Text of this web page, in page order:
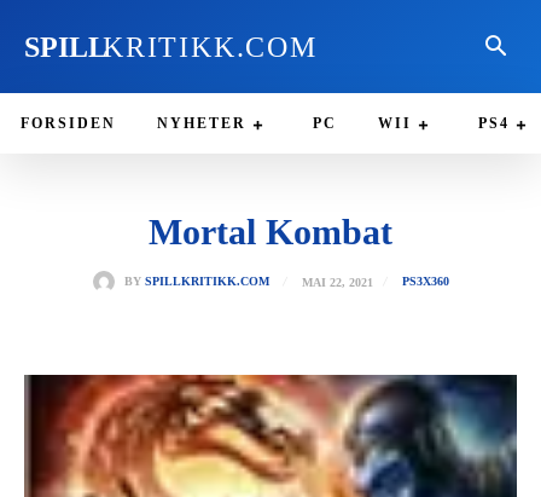
SPILLKRITIKK.COM
FORSIDEN NYHETER PC WII PS4
Mortal Kombat
BY SPILLKRITIKK.COM MAI 22, 2021 PS3X360